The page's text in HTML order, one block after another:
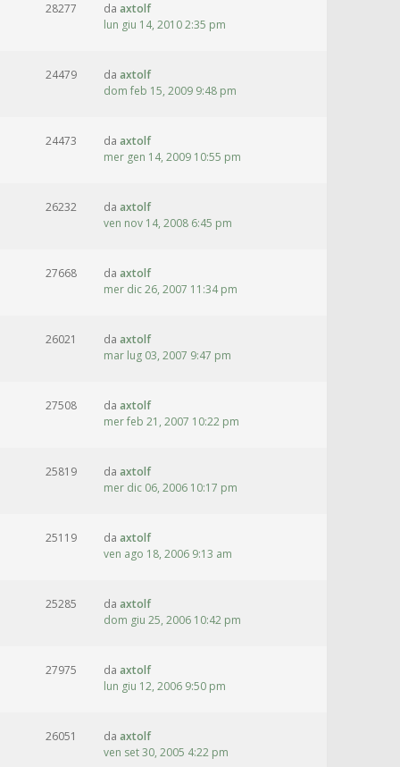
28277 da axtolf
lun giu 14, 2010 2:35 pm
24479 da axtolf
dom feb 15, 2009 9:48 pm
24473 da axtolf
mer gen 14, 2009 10:55 pm
26232 da axtolf
ven nov 14, 2008 6:45 pm
27668 da axtolf
mer dic 26, 2007 11:34 pm
26021 da axtolf
mar lug 03, 2007 9:47 pm
27508 da axtolf
mer feb 21, 2007 10:22 pm
25819 da axtolf
mer dic 06, 2006 10:17 pm
25119 da axtolf
ven ago 18, 2006 9:13 am
25285 da axtolf
dom giu 25, 2006 10:42 pm
27975 da axtolf
lun giu 12, 2006 9:50 pm
26051 da axtolf
ven set 30, 2005 4:22 pm